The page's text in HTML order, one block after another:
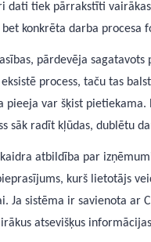
dati tiek pārrakstīti
konkrēta darba procesa
pārdevēja sagatavots
process, taču tas
pieeja var šķist
sāk radīt kļūdas, dublētu
atbildība par
kurš lietotājs
Ja sistēma ir savienota ar
atsevišķus